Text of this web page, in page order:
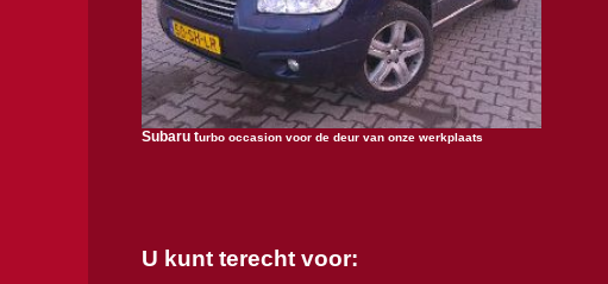
Subaru turbo occasion voor de deur van onze werkplaats
U kunt terecht voor: